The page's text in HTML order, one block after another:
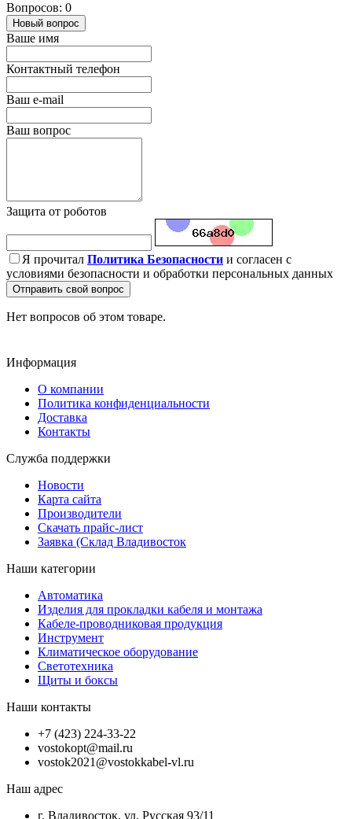
Вопросов: 0
Новый вопрос
Ваше имя
Контактный телефон
Ваш e-mail
Ваш вопрос
Защита от роботов
Я прочитал Политика Безопасности и согласен с
условиями безопасности и обработки персональных данных
Отправить свой вопрос
Нет вопросов об этом товаре.
Информация
О компании
Политика конфиденциальности
Доставка
Контакты
Служба поддержки
Новости
Карта сайта
Производители
Скачать прайс-лист
Заявка (Склад Владивосток
Наши категории
Автоматика
Изделия для прокладки кабеля и монтажа
Кабеле-проводниковая продукция
Инструмент
Климатическое оборудование
Светотехника
Щиты и боксы
Наши контакты
+7 (423) 224-33-22
vostokopt@mail.ru
vostok2021@vostokkabel-vl.ru
Наш адрес
г. Владивосток, ул. Русская 93/11